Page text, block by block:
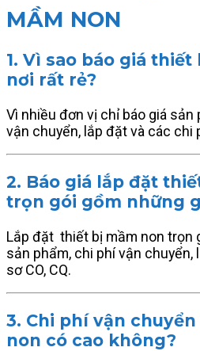
MẦM NON
1. Vì sao báo giá
nơi rất rẻ?
Vì nhiều đơn vị chỉ báo giá sản
vận chuyển, lắp đặt và các chi
2. Báo giá lắp đặt
trọn gói gồm những
Lắp đặt thiết bị mầm non trọn
sản phẩm, chi phí vận chuyển,
sơ CO, CQ.
3. Chi phí vận
non có cao không?